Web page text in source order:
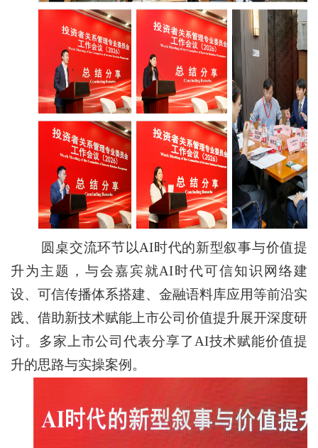
圆桌交流环节以AI时代的新型叙事与价值提
升为主题，与会嘉宾就AI时代可信知识网络建
设、可信传播体系搭建、金融语料库应用等前沿实
践、借助新技术赋能上市公司价值提升展开深度研
讨。多家上市公司代表分享了AI技术赋能价值提
升的思路与实操案例。